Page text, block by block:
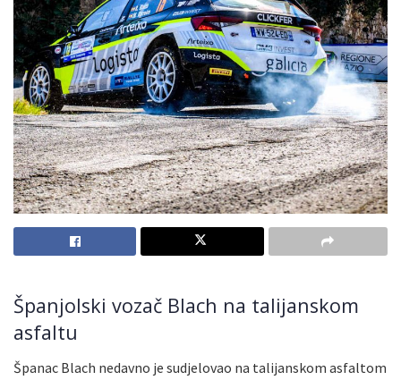
Španjolski vozač Blach na talijanskom
asfaltu
Španac Blach nedavno je sudjelovao na talijanskom asfaltom